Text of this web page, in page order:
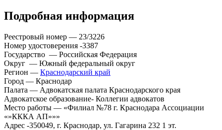
Подробная информация
Реестровый номер — 23/3226
Номер удостоверения -3387
Государство — Российская Федерация
Округ — Южный федеральный округ
Регион — Краснодарский край
Город — Краснодар
Палата — Адвокатская палата Краснодарского края
Адвокатское образование- Коллегии адвокатов
Место работы — «Филиал №78 г. Краснодара Ассоциации
«»КККА АП»»»
Адрес -350049, г. Краснодар, ул. Гагарина 232 1 эт.